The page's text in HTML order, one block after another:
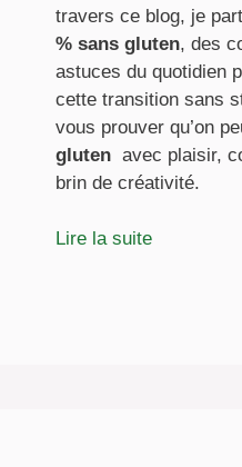
travers ce blog, je
% sans gluten, des
astuces du quotidien
cette transition sans
vous prouver qu’on
gluten avec plaisir,
brin de créativité.
Lire la suite